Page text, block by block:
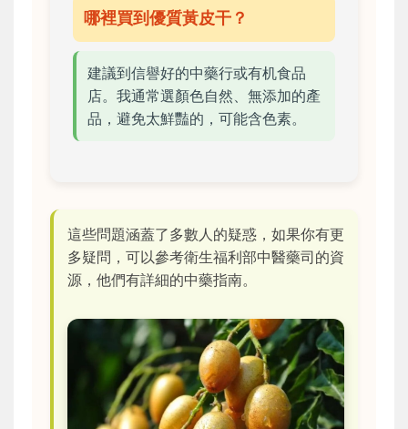
哪裡買到優質黃皮干？
建議到信譽好的中藥行或有机食品
店。我通常選顏色自然、無添加的產
品，避免太鮮豔的，可能含色素。
這些問題涵蓋了多數人的疑惑，如果你有更
多疑問，可以參考衛生福利部中醫藥司的資
源，他們有詳細的中藥指南。